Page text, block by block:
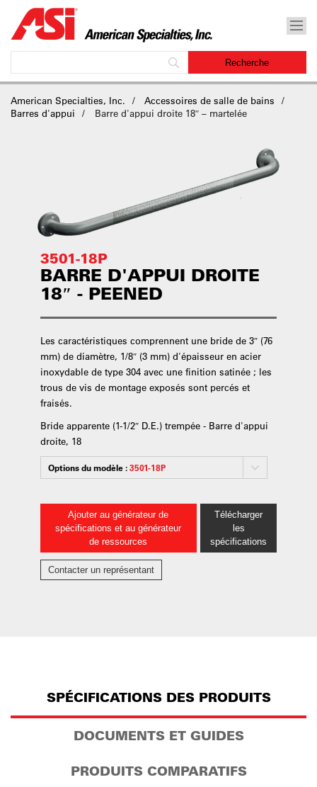
American Specialties, Inc.
Accessoires de salle de bains
Barres d'appui
Barre d'appui droite 18″ – martelée
3501-18P
BARRE D'APPUI DROITE
18″ - PEENED
Les caractéristiques comprennent une bride de 3″ (76
mm) de diamètre, 1/8″ (3 mm) d'épaisseur en acier
inoxydable de type 304 avec une finition satinée ; les
trous de vis de montage exposés sont percés et
fraisés.
Bride apparente (1-1/2″ D.E.) trempée - Barre d'appui
droite, 18
Options du modèle :3501-18P
Ajouter au générateur de
spécifications et au générateur
de ressources
Télécharger
les
spécifications
Contacter un représentant
SPÉCIFICATIONS DES PRODUITS
DOCUMENTS ET GUIDES
PRODUITS COMPARATIFS